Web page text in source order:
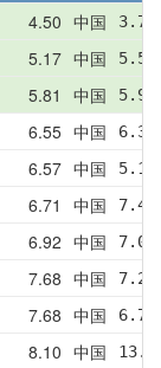
4.50 中国
5.17 中国
5.81 中国
6.55 中国
6.57 中国
6.71 中国
6.92 中国
7.68 中国
7.68 中国
8.10 中国